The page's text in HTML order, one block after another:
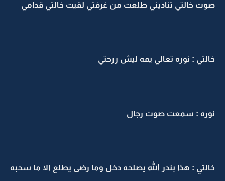
صوت خالتي تناديني طلعت من غرفتي لقيت خالتي قدامي
خالتي : نوره تعالي يمه ليش ررحتي
نوره : سمعت صوت رجال
خالتي : هذا بندر الله يصلحه دخل وما رضى يطلع الا ما سحبه